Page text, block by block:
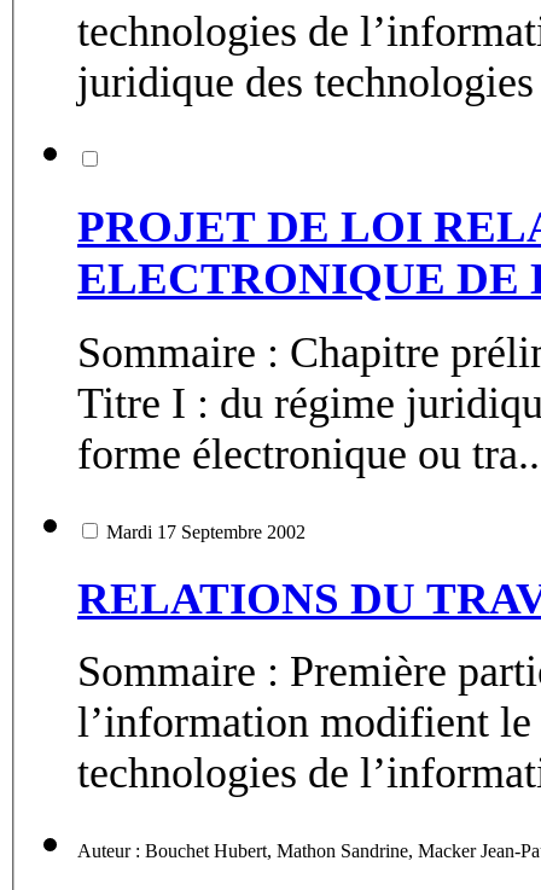
technologies de
juridique des
PROJET DE LOI
ELECTRONIQUE DE
Sommaire : Chapitre
Titre I : du régime
forme électronique ou
Mardi 17 Septembre 2002
RELATIONS DU
Sommaire : Première
l’information modifient
technologies de
Auteur : Bouchet Hubert, Mathon Sandrine,